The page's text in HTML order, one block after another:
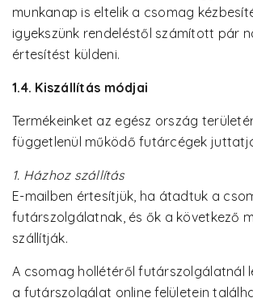
munkanap is eltelik a csomag
igyekszünk rendeléstől számított pár
értesítést küldeni.
1.4. Kiszállítás módjai
Termékeinket az egész ország
függetlenül működő futárcégek
1. Házhoz szállítás
E-mailben értesítjük, ha átadtuk a
futárszolgálatnak, és ők a következő
szállítják.
A csomag hollétéről futárszolgálatnál
a futárszolgálat online felületein